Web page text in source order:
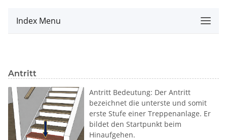
Index Menu
Antritt
Antritt Bedeutung: Der Antritt
bezeichnet die unterste und somit
erste Stufe einer Treppenanlage. Er
bildet den Startpunkt beim
Hinaufgehen.